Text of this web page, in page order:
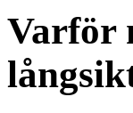
Varför